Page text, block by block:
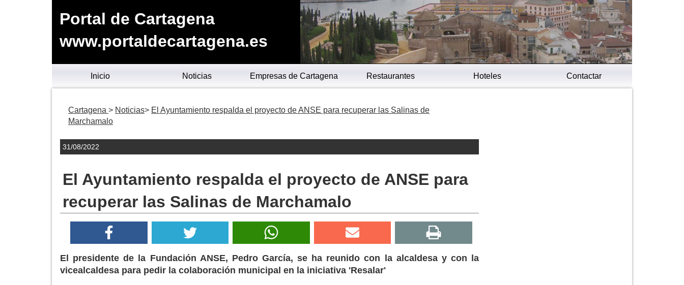
Portal de Cartagena
www.portaldecartagena.es
Inicio Noticias Empresas de Cartagena Restaurantes Hoteles Contactar
Cartagena Noticias
El Ayuntamiento respalda el proyecto de ANSE para recuperar las Salinas de
Marchamalo
31/08/2022
El Ayuntamiento respalda el proyecto de ANSE para
recuperar las Salinas de Marchamalo
El presidente de la Fundación ANSE, Pedro García, se ha reunido con la alcaldesa y con la
vicealcaldesa para pedir la colaboración municipal en la iniciativa 'Resalar'